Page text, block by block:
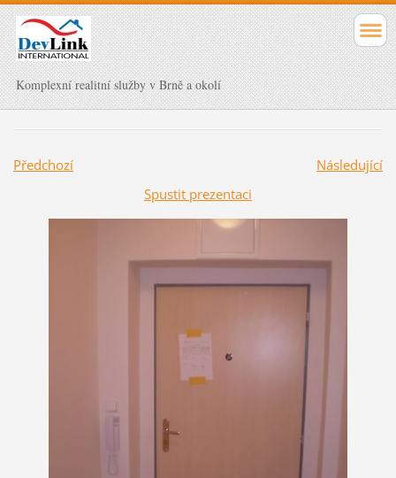
Komplexní realitní služby v Brně a okolí
Předchozí
Následující
Spustit prezentaci